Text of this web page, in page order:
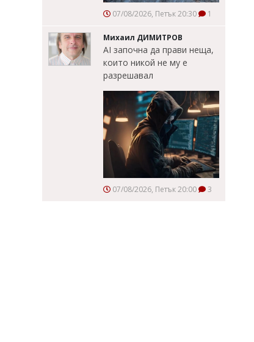
07/08/2026, Петък 20:30 1
Михаил ДИМИТРОВ
AI започна да прави неща,
които никой не му е
разрешавал
07/08/2026, Петък 20:00 3